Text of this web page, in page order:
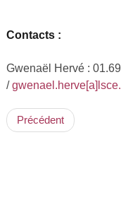
Contacts :
Gwenaël Hervé :
/
Précédent